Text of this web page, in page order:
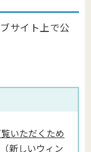
サイト上で公
いただくため
新しいウィン